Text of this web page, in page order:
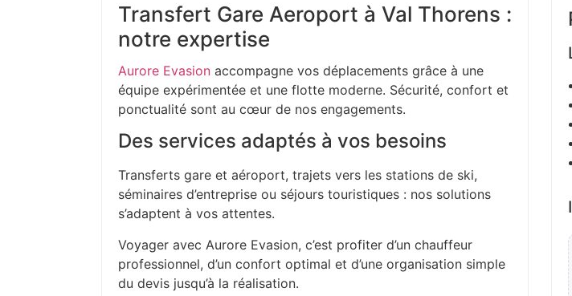
Transfert Gare Aeroport à Val Thorens :
notre expertise
Aurore Evasion accompagne vos déplacements grâce à une
équipe expérimentée et une flotte moderne. Sécurité, confort et
ponctualité sont au cœur de nos engagements.
Des services adaptés à vos besoins
Transferts gare et aéroport, trajets vers les stations de ski,
séminaires d’entreprise ou séjours touristiques : nos solutions
s’adaptent à vos attentes.
Voyager avec Aurore Evasion, c’est profiter d’un chauffeur
professionnel, d’un confort optimal et d’une organisation simple
du devis jusqu’à la réalisation.